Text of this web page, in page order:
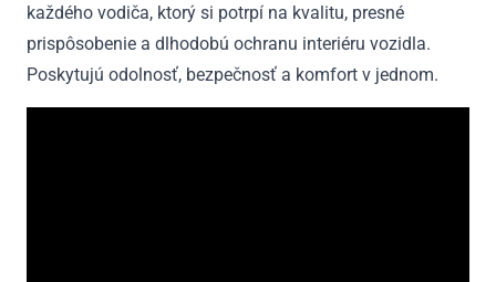
každého vodiča, ktorý si potrpí na kvalitu, presné
prispôsobenie a dlhodobú ochranu interiéru vozidla.
Poskytujú odolnosť, bezpečnosť a komfort v jednom.